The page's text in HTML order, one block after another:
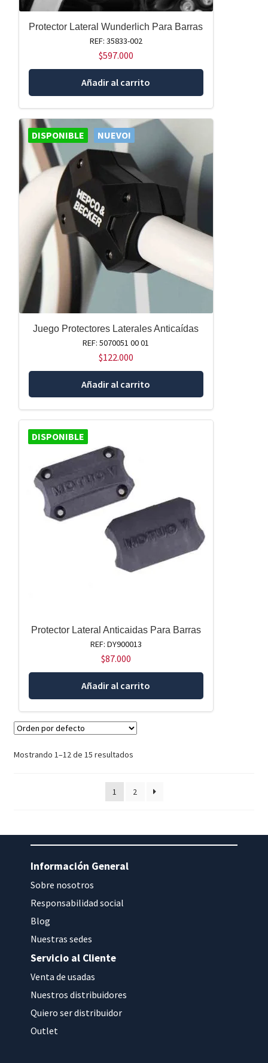
Protector Lateral Wunderlich Para Barras
REF: 35833-002
$597.000
Añadir al carrito
DISPONIBLE NUEVO!
Juego Protectores Laterales Anticaídas
REF: 5070051 00 01
$122.000
Añadir al carrito
DISPONIBLE
Protector Lateral Anticaidas Para Barras
REF: DY900013
$87.000
Añadir al carrito
Mostrando 1–12 de 15 resultados
1 2
Información General
Sobre nosotros
Responsabilidad social
Blog
Nuestras sedes
Servicio al Cliente
Venta de usadas
Nuestros distribuidores
Quiero ser distribuidor
Outlet